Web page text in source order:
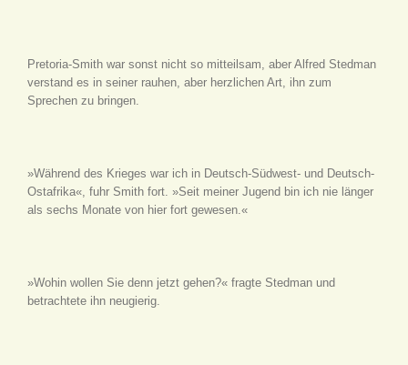
Pretoria-Smith war sonst nicht so mitteilsam, aber Alfred Stedman
verstand es in seiner rauhen, aber herzlichen Art, ihn zum
Sprechen zu bringen.
»Während des Krieges war ich in Deutsch-Südwest- und Deutsch-
Ostafrika«, fuhr Smith fort. »Seit meiner Jugend bin ich nie länger
als sechs Monate von hier fort gewesen.«
»Wohin wollen Sie denn jetzt gehen?« fragte Stedman und
betrachtete ihn neugierig.